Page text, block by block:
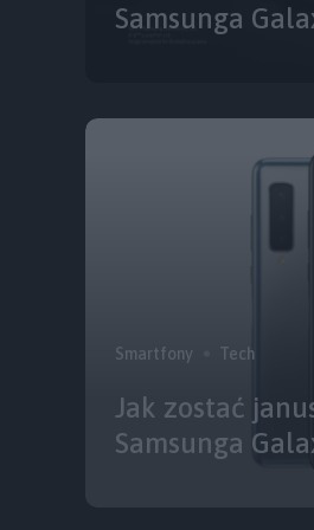
Samsunga
Smartfony Tech
Jak zostać
Samsunga